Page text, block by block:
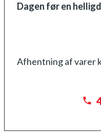
Dagen før en
Afhentning af varer